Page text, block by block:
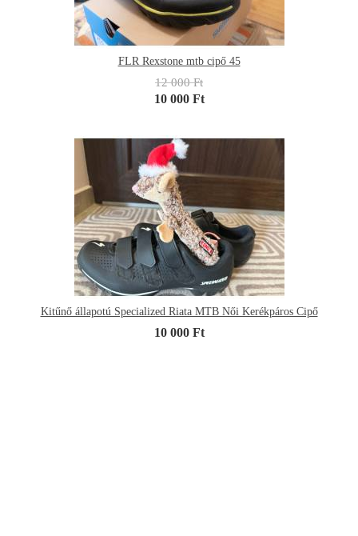
FLR Rexstone mtb cipő 45
12 000 Ft
10 000 Ft
Kitűnő állapotú Specialized Riata MTB Női Kerékpáros Cipő
10 000 Ft